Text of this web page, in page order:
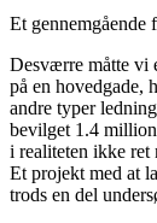
Et gennemgående
Desværre måtte vi
på en hovedgade,
andre typer
bevilget 1.4
i realiteten ikke ret
Et projekt med at
trods en del